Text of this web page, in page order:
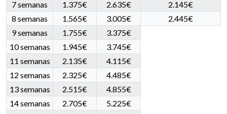
7 semanas
1.375€ 2.635€
2.145€
8 semanas
1.565€ 3.005€
2.445€
9 semanas
1.755€
3.375€
10 semanas
1.945€
3.745€
11 semanas
2.135€
4.115€
12 semanas
2.325€
4.485€
13 semanas
2.515€
4.855€
14 semanas
2.705€
5.225€